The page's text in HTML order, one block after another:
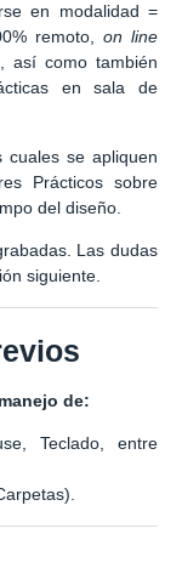
en modalidad =
remoto,on line
así como también
en sala de
cuales se apliquen
Prácticos sobre
del diseño.
Las dudas
siguiente.
de:
Teclado, entre